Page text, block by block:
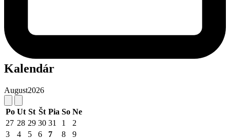
Kalendár
August2026
Po Ut St Št Pia So Ne
27 28 29 30 31 1
2
3
4 5 6 7 8
9